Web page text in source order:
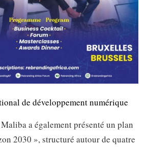
de développement numérique
a également présenté un plan
2030 », structuré autour de quatre